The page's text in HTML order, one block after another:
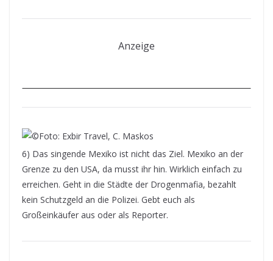
Anzeige
6) Das singende Mexiko ist nicht das Ziel. Mexiko an der
Grenze zu den USA, da musst ihr hin. Wirklich einfach zu
erreichen. Geht in die Städte der Drogenmafia, bezahlt
kein Schutzgeld an die Polizei. Gebt euch als
Großeinkäufer aus oder als Reporter.